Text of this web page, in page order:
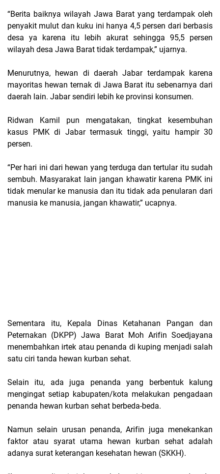
“Berita baiknya wilayah Jawa Barat yang terdampak oleh
penyakit mulut dan kuku ini hanya 4,5 persen dari berbasis
desa ya karena itu lebih akurat sehingga 95,5 persen
wilayah desa Jawa Barat tidak terdampak,” ujarnya.
Menurutnya, hewan di daerah Jabar terdampak karena
mayoritas hewan ternak di Jawa Barat itu sebenarnya dari
daerah lain. Jabar sendiri lebih ke provinsi konsumen.
Ridwan Kamil pun mengatakan, tingkat kesembuhan
kasus PMK di Jabar termasuk tinggi, yaitu hampir 30
persen.
“Per hari ini dari hewan yang terduga dan tertular itu sudah
sembuh. Masyarakat lain jangan khawatir karena PMK ini
tidak menular ke manusia dan itu tidak ada penularan dari
manusia ke manusia, jangan khawatir,” ucapnya.
Sementara itu, Kepala Dinas Ketahanan Pangan dan
Peternakan (DKPP) Jawa Barat Moh Arifin Soedjayana
menembahkan irtek atau penanda di kuping menjadi salah
satu ciri tanda hewan kurban sehat.
Selain itu, ada juga penanda yang berbentuk kalung
mengingat setiap kabupaten/kota melakukan pengadaan
penanda hewan kurban sehat berbeda-beda.
Namun selain urusan penanda, Arifin juga menekankan
faktor atau syarat utama hewan kurban sehat adalah
adanya surat keterangan kesehatan hewan (SKKH).